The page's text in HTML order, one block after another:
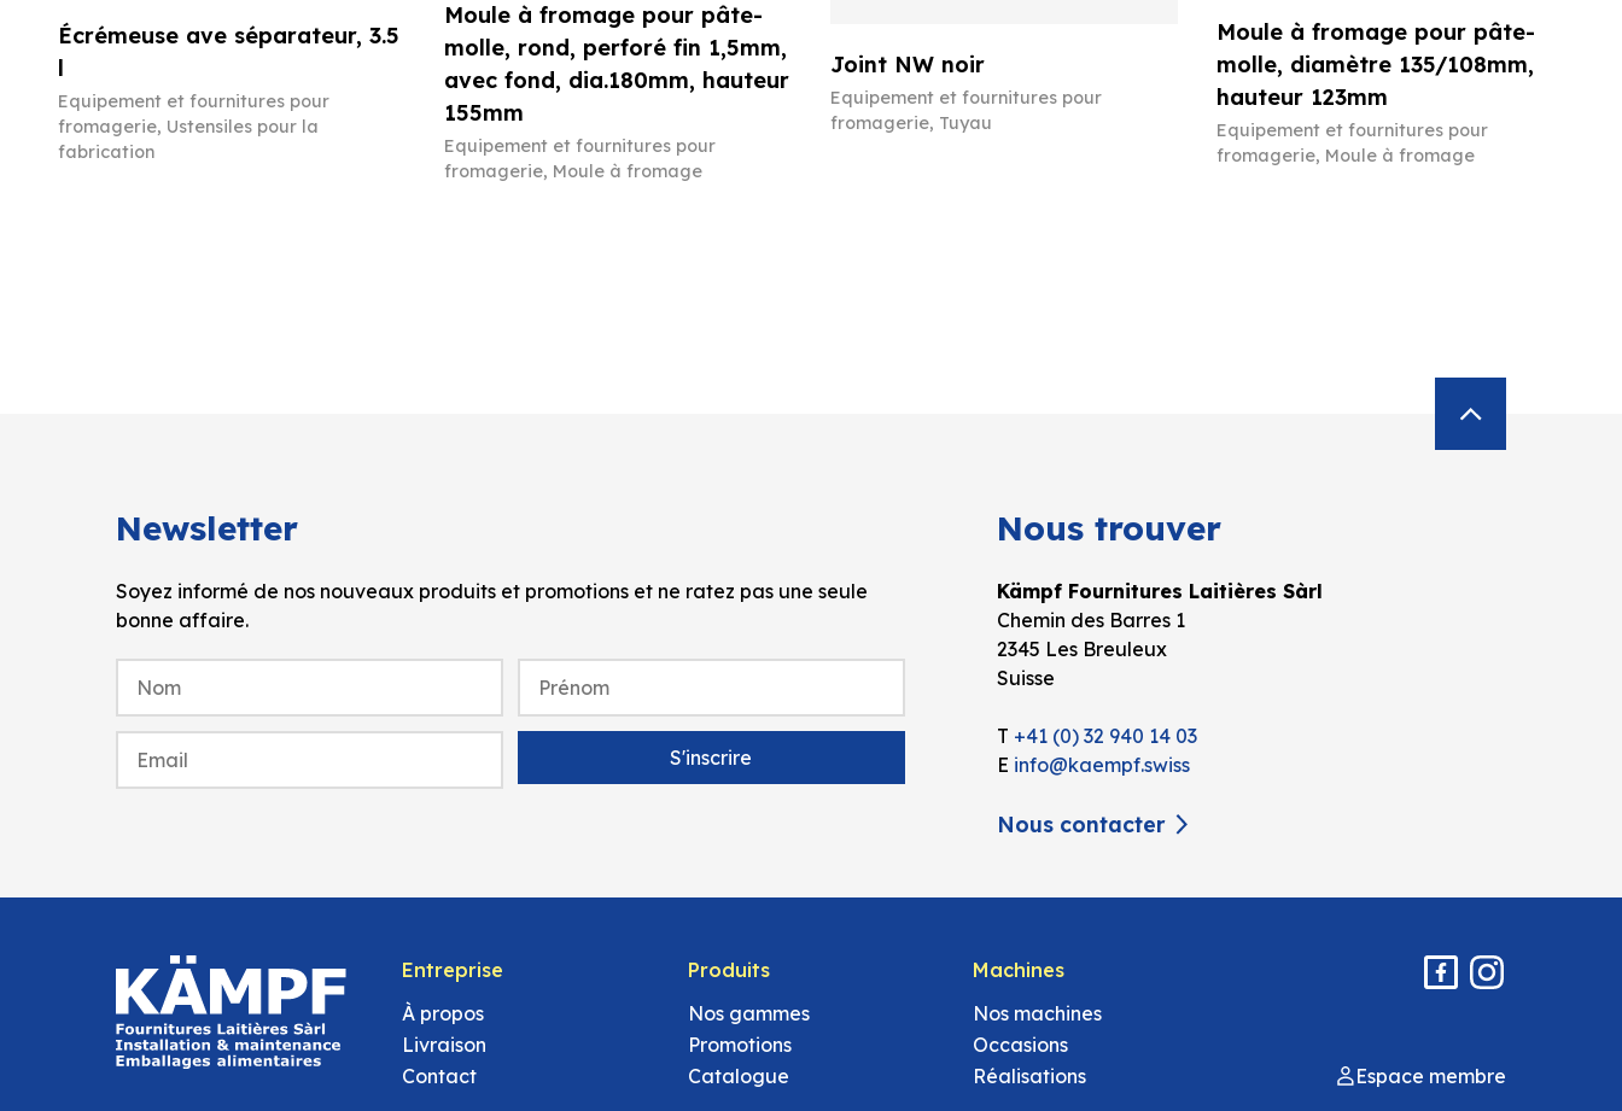
Écrémeuse ave séparateur, 3.5
l
Equipement et fournitures pour
fromagerie, Ustensiles pour la
fabrication
Moule à fromage pour pâte-
molle, rond, perforé fin 1,5mm,
avec fond, dia.180mm, hauteur
155mm
Equipement et fournitures pour
fromagerie, Moule à fromage
Joint NW noir
Equipement et fournitures pour
fromagerie, Tuyau
Moule à fromage pour pâte-
molle, diamètre 135/108mm,
hauteur 123mm
Equipement et fournitures pour
fromagerie, Moule à fromage
Newsletter
Soyez informé de nos nouveaux produits et promotions et ne ratez pas une seule
bonne affaire.
Nous trouver
Kämpf Fournitures Laitières Sàrl
Chemin des Barres 1
2345 Les Breuleux
Suisse
T +41 (0) 32 940 14 03
E info@kaempf.swiss
Nous contacter
Entreprise
À propos
Livraison
Contact
Produits
Nos gammes
Promotions
Catalogue
Machines
Nos machines
Occasions
Réalisations
Espace membre